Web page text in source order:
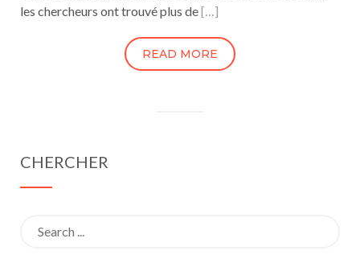
les chercheurs ont trouvé plus de[…]
READ MORE
CHERCHER